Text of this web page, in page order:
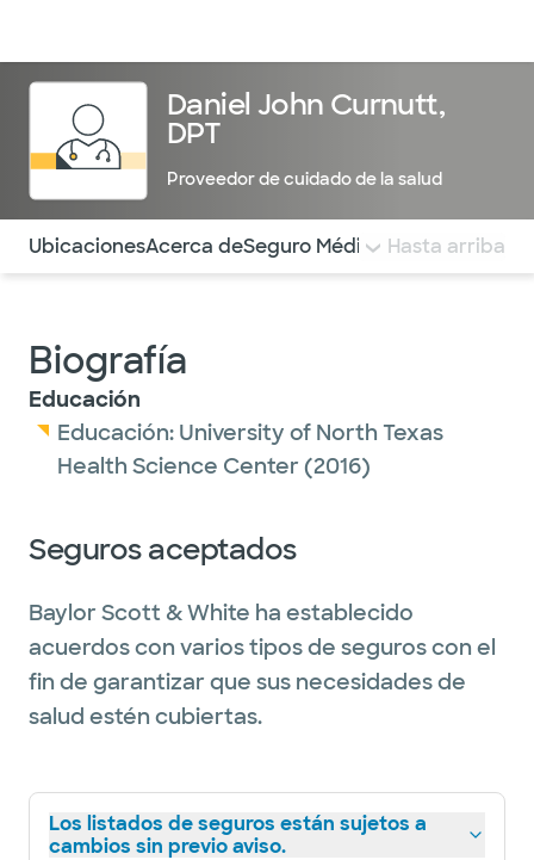
Daniel John Curnutt,
DPT
Proveedor de cuidado de la salud
Utilice esta navegación para saltar rápidamente a
UbicacionesAcerca deSeguro Médico COMENTARIOS
Hasta arriba
Biografía
Educación
Educación: University of North Texas
Health Science Center (2016)
Seguros aceptados
Baylor Scott & White ha establecido
acuerdos con varios tipos de seguros con el
fin de garantizar que sus necesidades de
salud estén cubiertas.
Los listados de seguros están sujetos a
cambios sin previo aviso.